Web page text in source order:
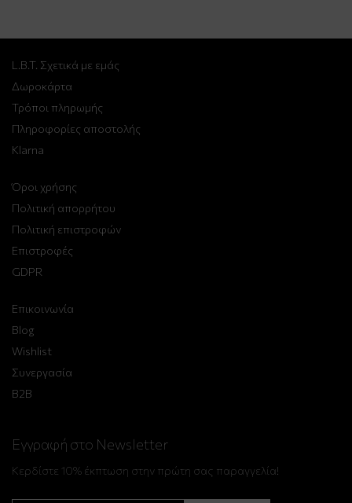
L.B.T. Σχετικά με εμάς
Δωροκάρτα
Τρόποι πληρωμής
Πληροφορίες αποστολής
Klarna
Όροι χρήσης
Πολιτική απορρήτου
Πολιτική επιστροφών
Επιστροφές
GDPR
Επικοινωνία
Blog
Wishlist
Συνεργασία
B2B
Εγγραφή στο Newsletter
Κερδίστε 10% έκπτωση στην πρώτη σας παραγγελία!